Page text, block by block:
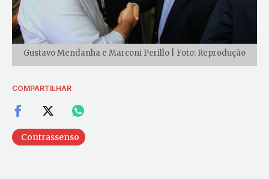
Gustavo Mendanha e Marconi Perillo | Foto: Reprodução
COMPARTILHAR
Contrassenso